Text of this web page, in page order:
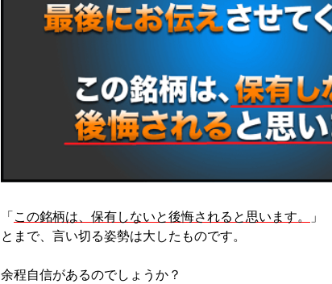
「この銘柄は、保有しないと後悔されると思います。
」
とまで、言い切る姿勢は大したものです。
余程自信があるのでしょうか？